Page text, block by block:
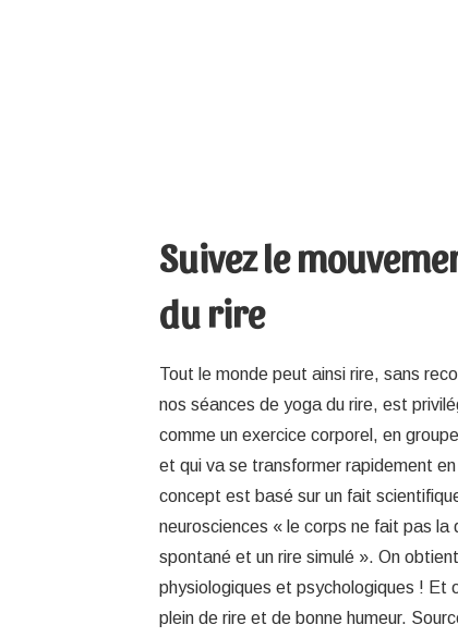
Suivez le
du rire
Tout le monde peut ainsi rire, sans
nos séances de yoga du rire, est
comme un exercice corporel, en
et qui va se transformer rapidement
concept est basé sur un fait
neurosciences « le corps ne fait pas la
spontané et un rire simulé ». On
physiologiques et psychologiques ! Et
plein de rire et de bonne humeur.